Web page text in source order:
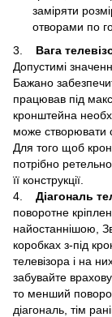
заміряти
отворами по
3. Вага
Допустимі
Бажано
працював під
кронштейна
може створювати
Для того щоб
потрібно
її конструкції.
4. Діагональ
поворотне
найостаннішою,
коробках з-під
телевізора і на
забувайте
то менший
діагональ, тім